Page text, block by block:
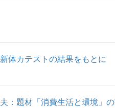
体カテストの結果をもとに
：題材「消費生活と環境」